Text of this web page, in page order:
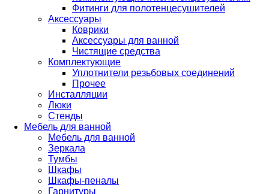
Фитинги для полотенцесушителей
Аксессуары
Коврики
Аксессуары для ванной
Чистящие средства
Комплектующие
Уплотнители резьбовых соединений
Прочее
Инсталляции
Люки
Стенды
Мебель для ванной
Мебель для ванной
Зеркала
Тумбы
Шкафы
Шкафы-пеналы
Гарнитуры